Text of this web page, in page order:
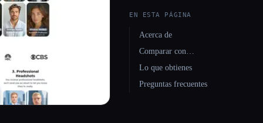
EN ESTA PÁGINA
Acerca de
Comparar con…
Lo que obtienes
Preguntas frecuentes